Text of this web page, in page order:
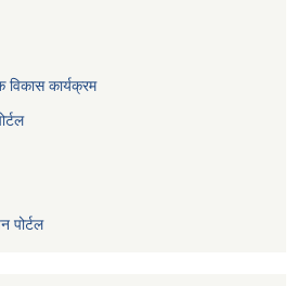
विकास कार्यक्रम
पोर्टल